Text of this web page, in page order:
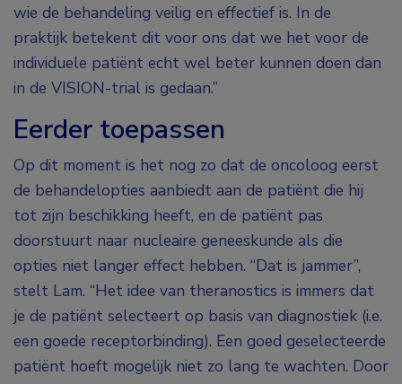
wie de behandeling veilig en effectief is. In de
praktijk betekent dit voor ons dat we het voor de
individuele patiënt echt wel beter kunnen doen dan
in de VISION-trial is gedaan.”
Eerder toepassen
Op dit moment is het nog zo dat de oncoloog eerst
de behandelopties aanbiedt aan de patiënt die hij
tot zijn beschikking heeft, en de patiënt pas
doorstuurt naar nucleaire geneeskunde als die
opties niet langer effect hebben. “Dat is jammer”,
stelt Lam. “Het idee van theranostics is immers dat
je de patiënt selecteert op basis van diagnostiek (i.e.
een goede receptorbinding). Een goed geselecteerde
patiënt hoeft mogelijk niet zo lang te wachten. Door